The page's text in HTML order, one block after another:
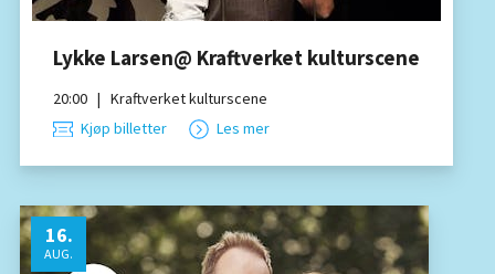
Lykke Larsen@ Kraftverket kulturscene
20:00 | Kraftverket kulturscene
Kjøp billetter
Les mer
16.
AUG.